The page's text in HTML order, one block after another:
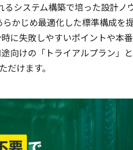
システム構築で培った設計ノ
かじめ最適化した標準構成を
に失敗しやすいポイントや本
向けの「トライアルプラン」
けます。